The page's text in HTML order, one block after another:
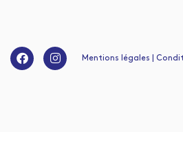
Mentions légales |